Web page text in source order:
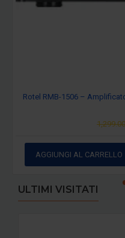
Rotel RMB-1506 –
AGGIUNGI AL CARRELLO
ULTIMI VISITATI